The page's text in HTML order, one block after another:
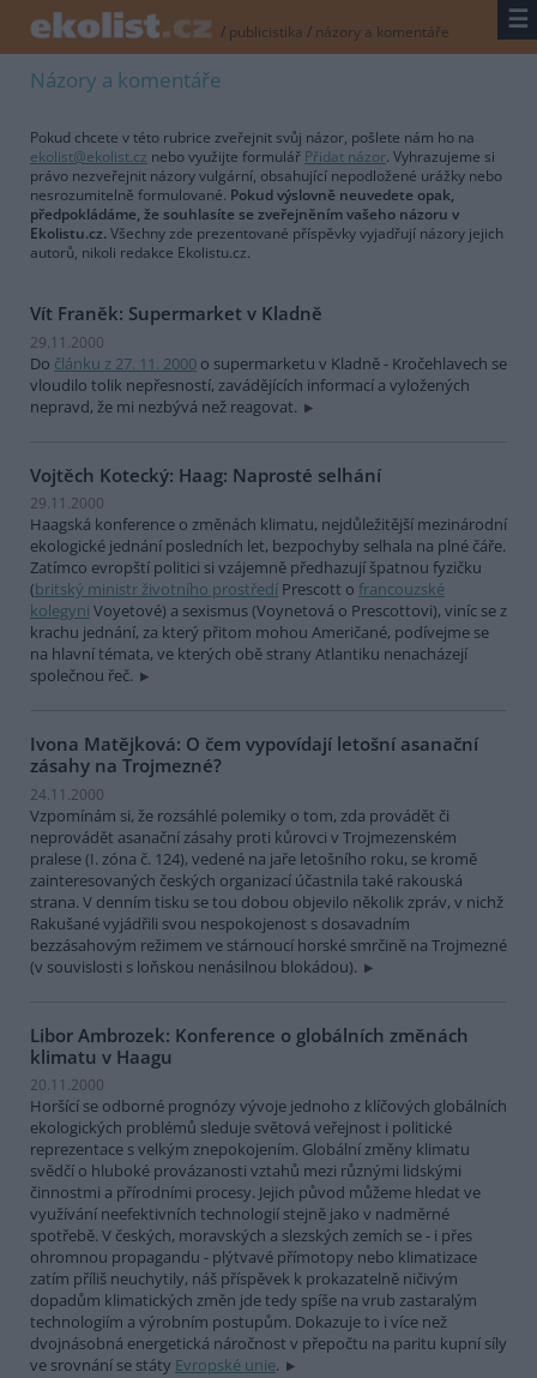
/ publicistika / názory a komentáře ☰
Názory a komentáře
Pokud chcete v této rubrice zveřejnit svůj názor, pošlete nám ho na
ekolist@ekolist.cz nebo využijte formulář Přidat názor. Vyhrazujeme si
právo nezveřejnit názory vulgární, obsahující nepodložené urážky nebo
nesrozumitelně formulované. Pokud výslovně neuvedete opak,
předpokládáme, že souhlasíte se zveřejněním vašeho názoru v
Ekolistu.cz. Všechny zde prezentované příspěvky vyjadřují názory jejich
autorů, nikoli redakce Ekolistu.cz.
Vít Franěk: Supermarket v Kladně
29.11.2000
Do článku z 27. 11. 2000 o supermarketu v Kladně - Kročehlavech se
vloudilo tolik nepřesností, zavádějících informací a vyložených
nepravd, že mi nezbývá než reagovat.
Vojtěch Kotecký: Haag: Naprosté selhání
29.11.2000
Haagská konference o změnách klimatu, nejdůležitější mezinárodní
ekologické jednání posledních let, bezpochyby selhala na plné čáře.
Zatímco evropští politici si vzájemně předhazují špatnou fyzičku
(britský ministr životního prostředí Prescott o francouzské
kolegyni Voyetové) a sexismus (Voynetová o Prescottovi), viníc se z
krachu jednání, za který přitom mohou Američané, podívejme se
na hlavní témata, ve kterých obě strany Atlantiku nenacházejí
společnou řeč.
Ivona Matějková: O čem vypovídají letošní asanační
zásahy na Trojmezné?
24.11.2000
Vzpomínám si, že rozsáhlé polemiky o tom, zda provádět či
neprovádět asanační zásahy proti kůrovci v Trojmezenském
pralese (I. zóna č. 124), vedené na jaře letošního roku, se kromě
zainteresovaných českých organizací účastnila také rakouská
strana. V denním tisku se tou dobou objevilo několik zpráv, v nichž
Rakušané vyjádřili svou nespokojenost s dosavadním
bezzásahovým režimem ve stárnoucí horské smrčině na Trojmezné
(v souvislosti s loňskou nenásilnou blokádou).
Libor Ambrozek: Konference o globálních změnách
klimatu v Haagu
20.11.2000
Horšící se odborné prognózy vývoje jednoho z klíčových globálních
ekologických problémů sleduje světová veřejnost i politické
reprezentace s velkým znepokojením. Globální změny klimatu
svědčí o hluboké provázanosti vztahů mezi různými lidskými
činnostmi a přírodními procesy. Jejich původ můžeme hledat ve
využívání neefektivních technologií stejně jako v nadměrné
spotřebě. V českých, moravských a slezských zemích se - i přes
ohromnou propagandu - plýtvavé přímotopy nebo klimatizace
zatím příliš neuchytily, náš příspěvek k prokazatelně ničivým
dopadům klimatických změn jde tedy spíše na vrub zastaralým
technologiím a výrobním postupům. Dokazuje to i více než
dvojnásobná energetická náročnost v přepočtu na paritu kupní síly
ve srovnání se státy Evropské unie.